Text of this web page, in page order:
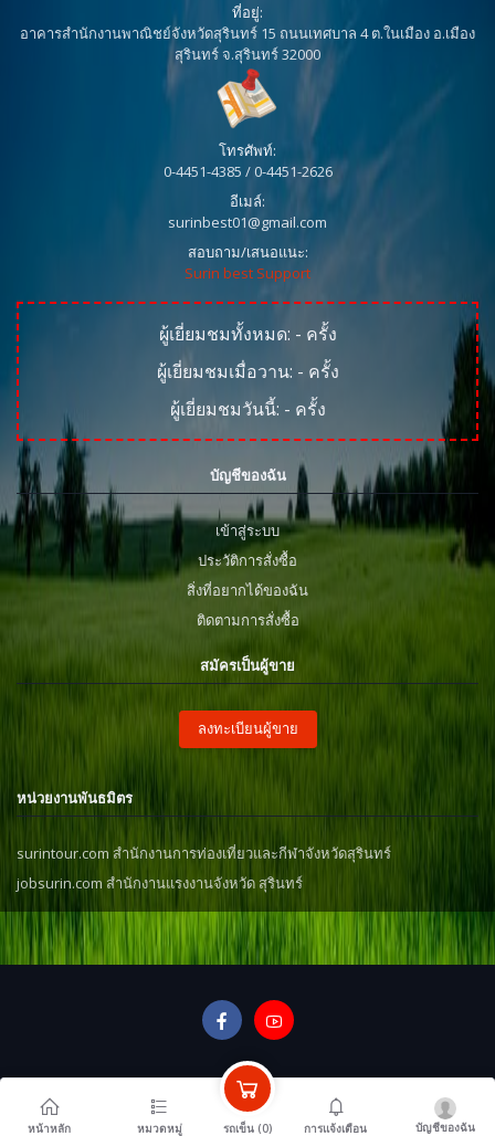
ที่อยู่:
อาคารสำนักงานพาณิชย์จังหวัดสุรินทร์ 15 ถนนเทศบาล 4 ต.ในเมือง อ.เมือง
สุรินทร์ จ.สุรินทร์ 32000
โทรศัพท์:
0-4451-4385 / 0-4451-2626
อีเมล์:
surinbest01@gmail.com
สอบถาม/เสนอแนะ:
Surin best Support
ผู้เยี่ยมชมทั้งหมด: - ครั้ง
ผู้เยี่ยมชมเมื่อวาน: - ครั้ง
ผู้เยี่ยมชมวันนี้: - ครั้ง
บัญชีของฉัน
เข้าสู่ระบบ
ประวัติการสั่งซื้อ
สิ่งที่อยากได้ของฉัน
ติดตามการสั่งซื้อ
สมัครเป็นผู้ขาย
ลงทะเบียนผู้ขาย
หน่วยงานพันธมิตร
surintour.com สำนักงานการท่องเที่ยวและกีฬาจังหวัดสุรินทร์
jobsurin.com สำนักงานแรงงานจังหวัด สุรินทร์
หน้าหลัก หมวดหมู่ รถเข็น (0) การแจ้งเตือน บัญชีของฉัน